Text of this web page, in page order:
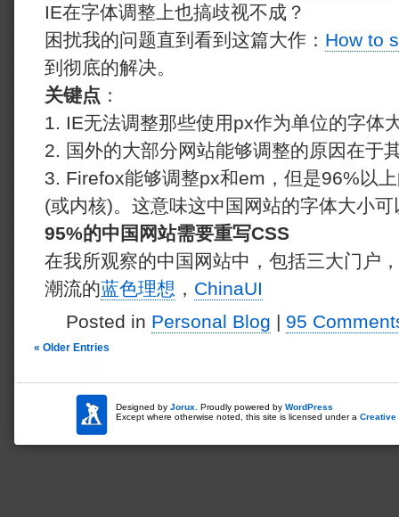
IE在字体调整上也搞歧视不成？
困扰我的问题直到看到这篇大作： How to
到彻底的解决。
关键点 ：
1. IE无法调整那些使用px作为单位的字体
2. 国外的大部分网站能够调整的原因在于
3. Firefox能够调整px和em，但是96%以
(或内核)。这意味这中国网站的字体大小
95%的中国网站需要重写CSS
在我所观察的中国网站中，包括三大门户
潮流的蓝色理想 ， ChinaUI
Posted in Personal Blog | 95
« Older Entries
Designed by Jorux. Proudly powered by WordPress
Except where otherwise noted, this site is licensed under a Creative